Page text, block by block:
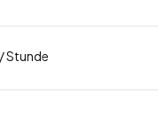
/ Stunde